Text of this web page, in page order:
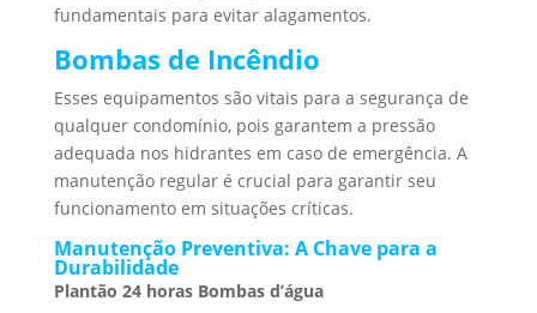
fundamentais para evitar alagamentos.
Bombas de Incêndio
Esses equipamentos são vitais para a segurança de
qualquer condomínio, pois garantem a pressão
adequada nos hidrantes em caso de emergência. A
manutenção regular é crucial para garantir seu
funcionamento em situações críticas.
Manutenção Preventiva: A Chave para a
Durabilidade
Plantão 24 horas Bombas d’água